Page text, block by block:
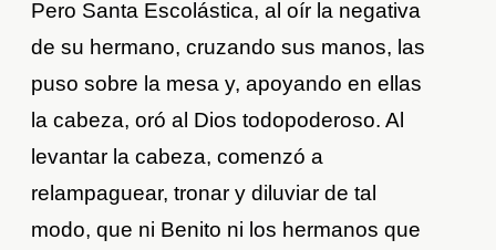
Pero Santa Escolástica, al oír la negativa
de su hermano, cruzando sus manos, las
puso sobre la mesa y, apoyando en ellas
la cabeza, oró al Dios todopoderoso. Al
levantar la cabeza, comenzó a
relampaguear, tronar y diluviar de tal
modo, que ni Benito ni los hermanos que